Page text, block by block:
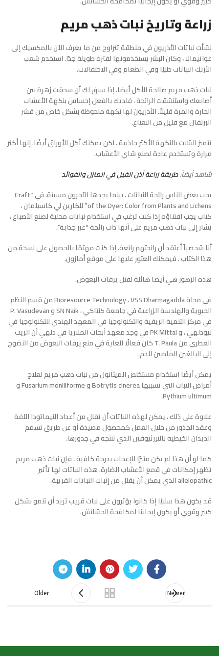
زراعة وتاريخ نبات ذهب مريم
نشأت نباتات الأذريون في منطقة تتراوح من ما يعرف الآن بالمكسيك إلى
غواتيمالا ، وكان البشر يستخدمونها لفترة طويلة جدًا. استخدم شعب
الأزتك النباتات طبيًا وفي الطعام وفي الاحتفالات.
نبات ذهب مريم صالحة للأكل أيضا. إذا سبق لك أن سحقت زهرة بين
أصابعك واستنشقت الرائحة ، فلديك بالفعل إحساس بنكهة الأعشاب
الحارة والمرة قليلاً. الأذريون لها نكهة ملحوظة بشكل خاص من قشر
البرتقال مع قليل من النعناع.
تتميز البتلات بالنكهة الأكثر جاذبية ، لكن يمكنك أكل الأوراق أيضًا. إنها أكثر
مرارة وتستخدم عادة لصنع شاي الأعشاب.
شاهد أيضاً:طريقة زراعة أذن الفيل في المنزل والفوائد
يحب بعض الناس رائحة النباتات ، بينما يجدها الآخرون مسيئة. في “Craft
of the Dyer: Color from Plants and Lichens” للكارين لي كاسيلمان ،
كتاب يجب اقتناؤه إذا كنت ترغب في استخدام نباتات محلية لصنع الأصباغ ،
يشار إلى نبات ذهب مريم على أنها ذات رائحة “غير جذابة”.
أنا شخصياً أعتقد أن رائحتهم رائعة. إذا كنت مهتمًا بالحصول على نسخة من
هذا الكتاب ، فيمكنك العثور عليها على موقع أمازون.
هذه الزهور هي أيضا هائلة لقتل يرقات البعوض.
في مجلة Bioresource Technology ، VSS Dharmagadda من قسم النظم
الحيوية والهندسة الزراعية في جامعة كنتاكي ، SN Naik و P. Vasudevan
في مركز التنمية الريفية والتكنولوجيا في المعهد الهندي للتكنولوجيا في
نيودلهي ، و PK Mittal في وجد معهد أبحاث الملاريا في دلهي أن الزيت
العطري من T. Paula كان فعالًا للغاية في منع يرقات البعوض من النضوج
إلى البالغين الماصين للدم.
يمكن أيضًا استخدام مستخلص الميثانول من نبات ذهب مريم لعلاج
أمراض النبات التي تسببها Botrytis cinerea و Fusarium moniliforme و
Pythium ultimum.
علاوة على ذلك ، يمكن لهذه النباتات أن تقلل من أعداد النيماتودا الآفة
وعقد الجذور من خلال العمل كمحصول مصيدة أو عن طريق تسمم
الديدان الخيطية بالتيرثيوفين الذي تنتجه في جذورها.
كما لو أن هذا لم يكن مثيرًا للإعجاب بدرجة كافية ، فإن نبات ذهب مريم
تظهر إمكانات في قمع الأعشاب الضارة. هذه النباتات لها تأثير
allelopathic الذي يمكن أن يقلل من إنبات النباتات القريبة.
قد يكون هذا سلبيًا إذا كانوا يؤثرون على نبات قريب تريد أن تنمو بشكل
كبير وقوي أو يكون إيجابيًا لمكافحة الحشائش.
Newer
Older